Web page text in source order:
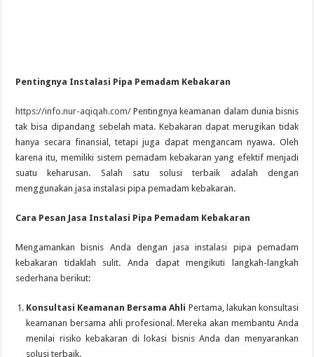
Pentingnya Instalasi Pipa Pemadam Kebakaran
https://info.nur-aqiqah.com/ Pentingnya keamanan dalam dunia bisnis
tak bisa dipandang sebelah mata. Kebakaran dapat merugikan tidak
hanya secara finansial, tetapi juga dapat mengancam nyawa. Oleh
karena itu, memiliki sistem pemadam kebakaran yang efektif menjadi
suatu keharusan. Salah satu solusi terbaik adalah dengan
menggunakan jasa instalasi pipa pemadam kebakaran.
Cara Pesan Jasa Instalasi Pipa Pemadam Kebakaran
Mengamankan bisnis Anda dengan jasa instalasi pipa pemadam
kebakaran tidaklah sulit. Anda dapat mengikuti langkah-langkah
sederhana berikut:
Konsultasi Keamanan Bersama Ahli Pertama, lakukan konsultasi
keamanan bersama ahli profesional. Mereka akan membantu Anda
menilai risiko kebakaran di lokasi bisnis Anda dan menyarankan
solusi terbaik.